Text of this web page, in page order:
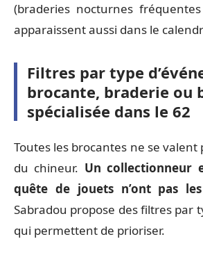
(braderies nocturnes
apparaissent aussi dans le
Filtres par type
brocante, braderie ou
spécialisée dans le 62
Toutes les brocantes ne se valent
du chineur. Un collectionneur
quête de jouets n’ont pas
Sabradou propose des filtres par
qui permettent de prioriser.